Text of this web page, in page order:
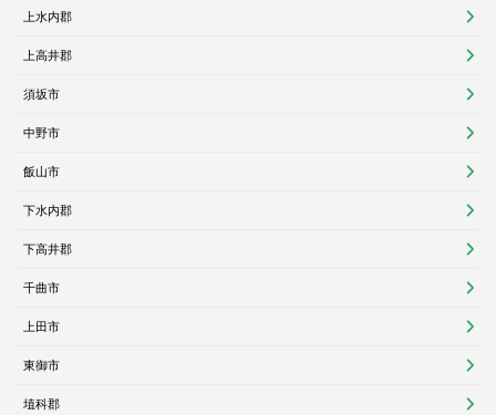
上水内郡
上高井郡
須坂市
中野市
飯山市
下水内郡
下高井郡
千曲市
上田市
東御市
埴科郡